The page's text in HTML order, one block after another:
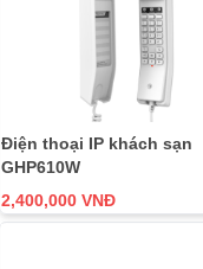
Điện thoại IP khách sạn
GHP610W
2,400,000 VNĐ